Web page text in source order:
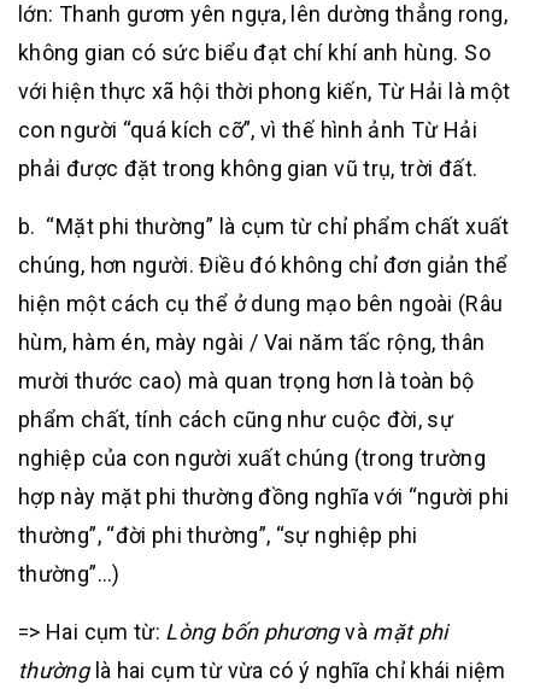
lớn: Thanh gươm yên ngựa, lên dường thẳng rong,
không gian có sức biểu đạt chí khí anh hùng. So
với hiện thực xã hội thời phong kiến, Từ Hải là một
con người “quá kích cỡ”, vì thế hình ảnh Từ Hải
phải được đặt trong không gian vũ trụ, trời đất.
b. “Mặt phi thường” là cụm từ chỉ phẩm chất xuất
chúng, hơn người. Điều đó không chỉ đơn giản thể
hiện một cách cụ thể ở dung mạo bên ngoài (Râu
hùm, hàm én, mày ngài / Vai năm tấc rộng, thân
mười thước cao) mà quan trọng hơn là toàn bộ
phẩm chất, tính cách cũng như cuộc đời, sự
nghiệp của con người xuất chúng (trong trường
hợp này mặt phi thường đồng nghĩa với “người phi
thường”, “đời phi thường”, “sự nghiệp phi
thường”…)
=> Hai cụm từ: Lòng bốn phươngvà mặt phi
thườnglà hai cụm từ vừa có ý nghĩa chỉ khái niệm